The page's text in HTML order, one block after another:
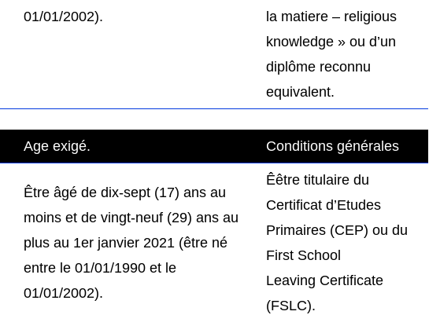
01/01/2002).
la matiere – religious
knowledge » ou d’un
diplôme reconnu
equivalent.
Age exigé. Conditions générales
Être âgé de dix-sept (17) ans au
moins et de vingt-neuf (29) ans au
plus au 1er janvier 2021 (être né
entre le 01/01/1990 et le
01/01/2002).
Êêtre titulaire du
Certificat d’Etudes
Primaires (CEP) ou du
First School
Leaving Certificate
(FSLC).